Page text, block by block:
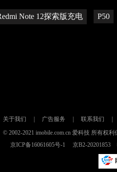
Note 12探索版充电 P50
关于我们 广告服务 联系我们
© 2002-2021 imobile.com.cn 爱科技 所有权
京ICP备16061605号-1
京B2-20201853